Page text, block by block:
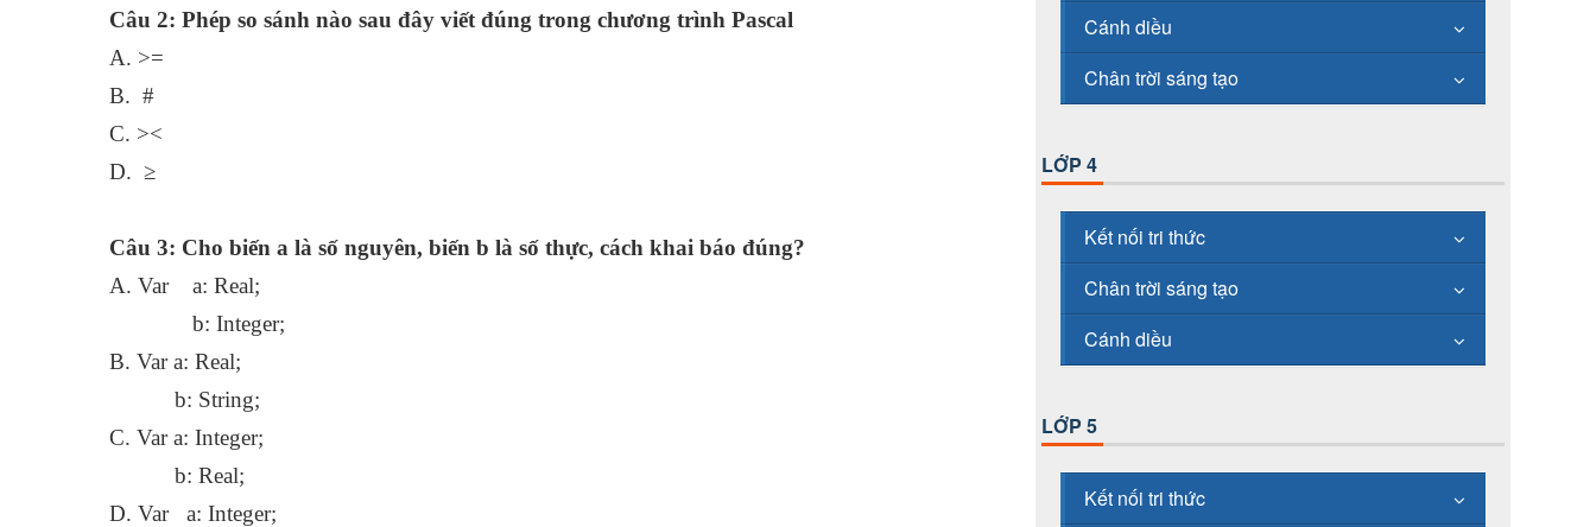
Câu 2: Phép so sánh nào sau đây viết đúng trong chương trình Pascal
A. >=
B. #
C. ><
D. ≥
Câu 3: Cho biến a là số nguyên, biến b là số thực, cách khai báo đúng?
A. Var a: Real;
b: Integer;
B. Var a: Real;
b: String;
C. Var a: Integer;
b: Real;
D. Var a: Integer;
Cánh diều
Chân trời sáng tạo
LỚP 4
Kết nối tri thức
Chân trời sáng tạo
Cánh diều
LỚP 5
Kết nối tri thức